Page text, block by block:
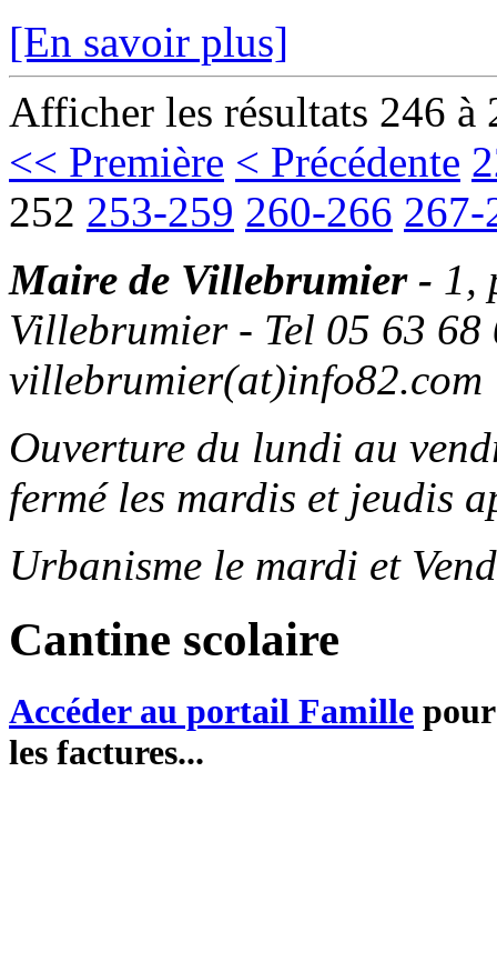
[En savoir plus]
Afficher les résultats 246 à
<< Première < Précédente
252 253-259 260-266 267-
Maire de Villebrumier - 1,
Villebrumier - Tel 05 63
villebrumier(at)info82.com
Ouverture du lundi au
fermé les mardis et jeudis
Urbanisme le mardi et
Cantine scolaire
Accéder au portail Famille
les factures...